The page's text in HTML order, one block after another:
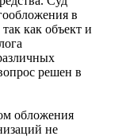
в
как объект и
решен в
обложения
не